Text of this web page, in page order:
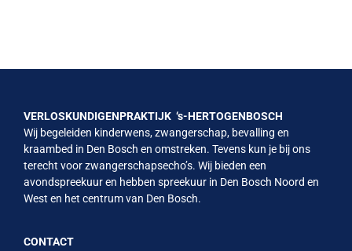
VERLOSKUNDIGENPRAKTIJK ‘s-HERTOGENBOSCH
Wij begeleiden kinderwens, zwangerschap, bevalling en
kraambed in Den Bosch en omstreken. Tevens kun je bij ons
terecht voor zwangerschapsecho’s. Wij bieden een
avondspreekuur en hebben spreekuur in Den Bosch Noord en
West en het centrum van Den Bosch.
CONTACT